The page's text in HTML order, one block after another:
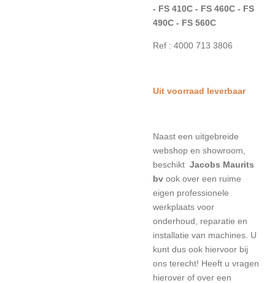
- FS 410C - FS 460C - FS
490C - FS 560C
Ref : 4000 713 3806
Uit voorraad leverbaar
Naast een uitgebreide
webshop en showroom,
beschikt Jacobs Maurits
bv ook over een ruime
eigen professionele
werkplaats voor
onderhoud, reparatie en
installatie van machines. U
kunt dus ook hiervoor bij
ons terecht! Heeft u vragen
hierover of over een